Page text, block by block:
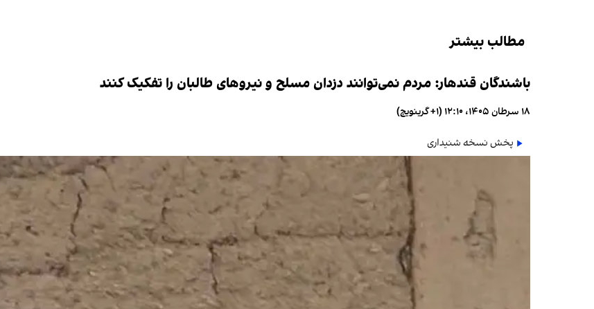
مطالب بیشتر
باشندگان قندهار: مردم نمی‌توانند دزدان مسلح و نیروهای طالبان را تفکیک کنند
۱۸ سرطان ۱۴۰۵، ۱۲:۱۰ (‎+۱ گرینویچ)
پخش نسخه شنیداری